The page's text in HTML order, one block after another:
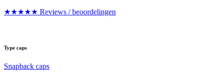
★★★★★ Reviews / beoordelingen
Type caps
Snapback caps